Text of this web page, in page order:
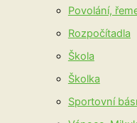
Povolání,
Rozpočítadla
Škola
Školka
Sportovní